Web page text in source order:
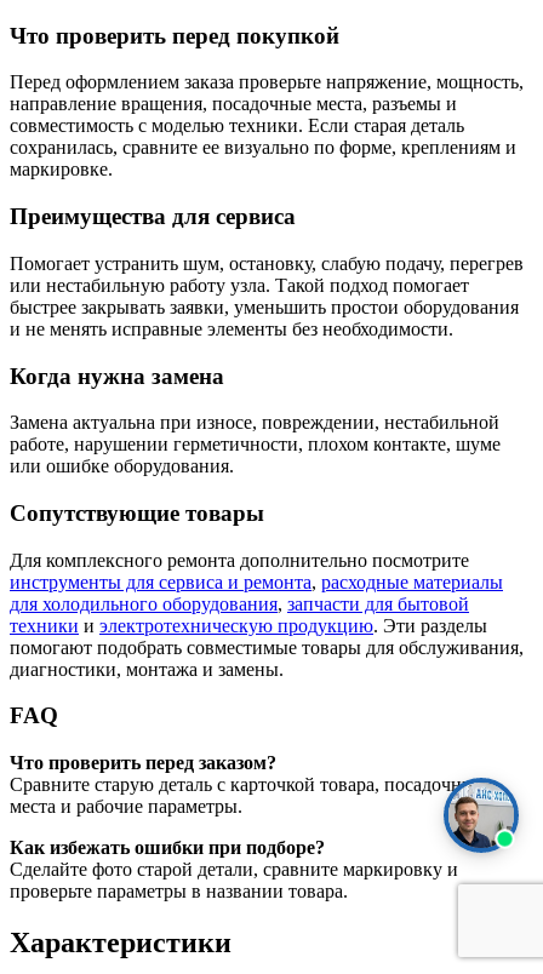
Что проверить перед покупкой
Перед оформлением заказа проверьте напряжение, мощность,
направление вращения, посадочные места, разъемы и
совместимость с моделью техники. Если старая деталь
сохранилась, сравните ее визуально по форме, креплениям и
маркировке.
Преимущества для сервиса
Помогает устранить шум, остановку, слабую подачу, перегрев
или нестабильную работу узла. Такой подход помогает
быстрее закрывать заявки, уменьшить простои оборудования
и не менять исправные элементы без необходимости.
Когда нужна замена
Замена актуальна при износе, повреждении, нестабильной
работе, нарушении герметичности, плохом контакте, шуме
или ошибке оборудования.
Сопутствующие товары
Для комплексного ремонта дополнительно посмотрите
инструменты для сервиса и ремонта, расходные материалы
для холодильного оборудования, запчасти для бытовой
техники и электротехническую продукцию. Эти разделы
помогают подобрать совместимые товары для обслуживания,
диагностики, монтажа и замены.
FAQ
Что проверить перед заказом?
Сравните старую деталь с карточкой товара, посадочные
места и рабочие параметры.
Как избежать ошибки при подборе?
Сделайте фото старой детали, сравните маркировку и
проверьте параметры в названии товара.
Характеристики